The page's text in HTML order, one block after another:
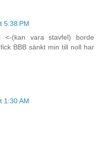
5:38 PM
(kan vara stavfel) borde
BBB sänkt min till noll har
1:30 AM